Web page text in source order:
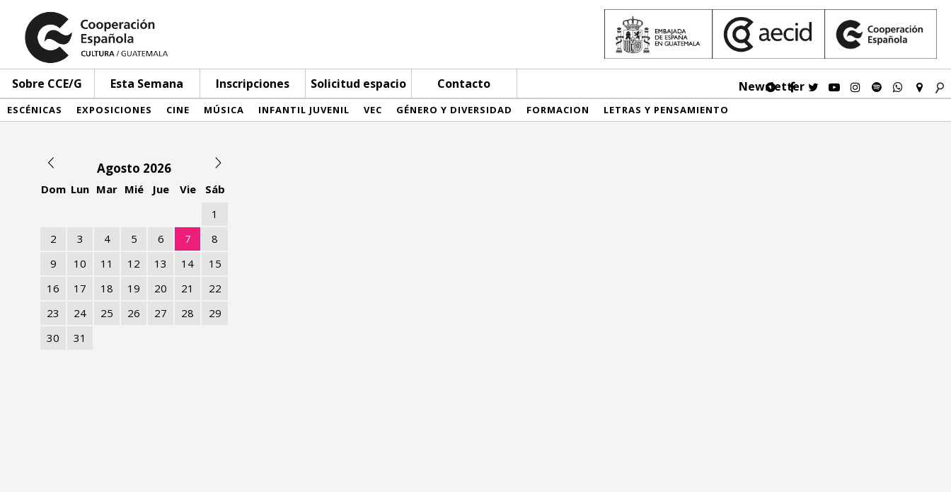
Sobre CCE/G Esta Semana Inscripciones Solicitud espacio Contacto Newsletter
ESCÉNICAS EXPOSICIONES CINE MÚSICA INFANTIL JUVENIL VEC GÉNERO Y DIVERSIDAD FORMACION LETRAS Y PENSAMIENTO
Agosto 2026
Dom Lun Mar Mié Jue Vie
Sáb
1
2
3 4 5 6 7
8
9
10 11 12 13 14
15
16
17 18 19 20 21
22
23
24 25 26 27 28
29
30
31